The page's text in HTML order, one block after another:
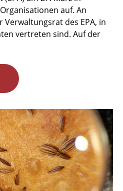
auf. An
des EPA, in
vertreten sind. Auf der